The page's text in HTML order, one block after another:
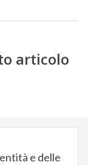
articolo
e delle